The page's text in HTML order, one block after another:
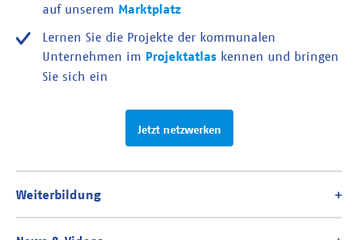
auf unserem Marktplatz
Lernen Sie die Projekte der kommunalen
Unternehmen im Projektatlas kennen und bringen
Sie sich ein
Jetzt netzwerken